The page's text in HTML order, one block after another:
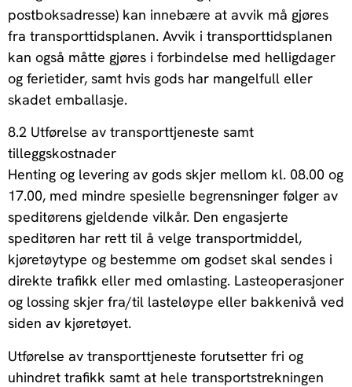
postboksadresse) kan innebære at avvik må gjøres
fra transporttidsplanen. Avvik i transporttidsplanen
kan også måtte gjøres i forbindelse med helligdager
og ferietider, samt hvis gods har mangelfull eller
skadet emballasje.
8.2 Utførelse av transporttjeneste samt
tilleggskostnader
Henting og levering av gods skjer mellom kl. 08.00 og
17.00, med mindre spesielle begrensninger følger av
speditørens gjeldende vilkår. Den engasjerte
speditøren har rett til å velge transportmiddel,
kjøretøytype og bestemme om godset skal sendes i
direkte trafikk eller med omlasting. Lasteoperasjoner
og lossing skjer fra/til lasteløype eller bakkenivå ved
siden av kjøretøyet.
Utførelse av transporttjeneste forutsetter fri og
uhindret trafikk samt at hele transportstrekningen